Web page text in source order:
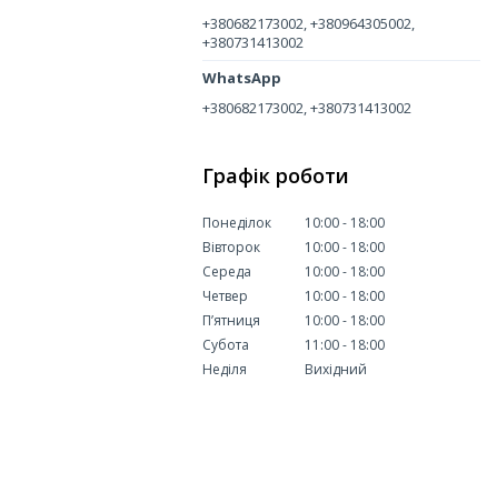
+380682173002, +380964305002,
+380731413002
+380682173002, +380731413002
Графік роботи
Понеділок 10:00
18:00
Вівторок
10:00
18:00
Середа
10:00
18:00
Четвер
10:00
18:00
Пʼятниця
10:00
18:00
Субота
11:00
18:00
Неділя
Вихідний